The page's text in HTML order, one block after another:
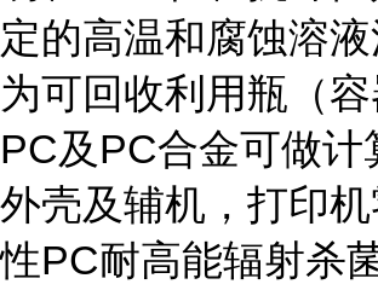
定的高温和腐蚀溶
为可回收利用瓶（容
PC及PC合金可做计
外壳及辅机，打印
性PC耐高能辐射杀